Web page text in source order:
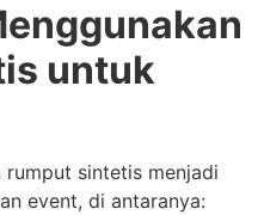
untuk
rumput sintetis menjadi
event, di antaranya: